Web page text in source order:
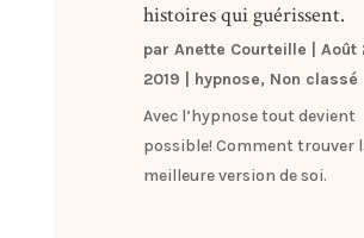
histoires qui guérissent.
par Anette Courteille
Août
2019
hypnose, Non classé
Avec l’hypnose tout devient
possible! Comment trouver
meilleure version de soi.